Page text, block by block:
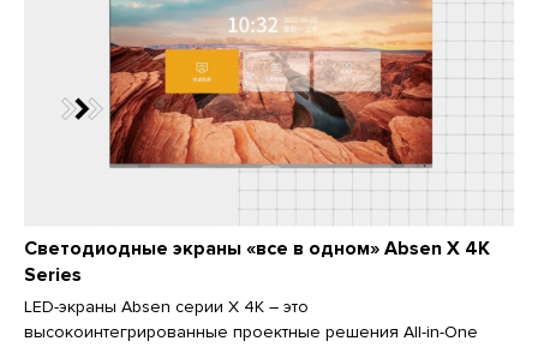
Светодиодные экраны «все в одном» Absen X 4K
Series
LED-экраны Absen серии X 4K – это
высокоинтегрированные проектные решения All-in-One